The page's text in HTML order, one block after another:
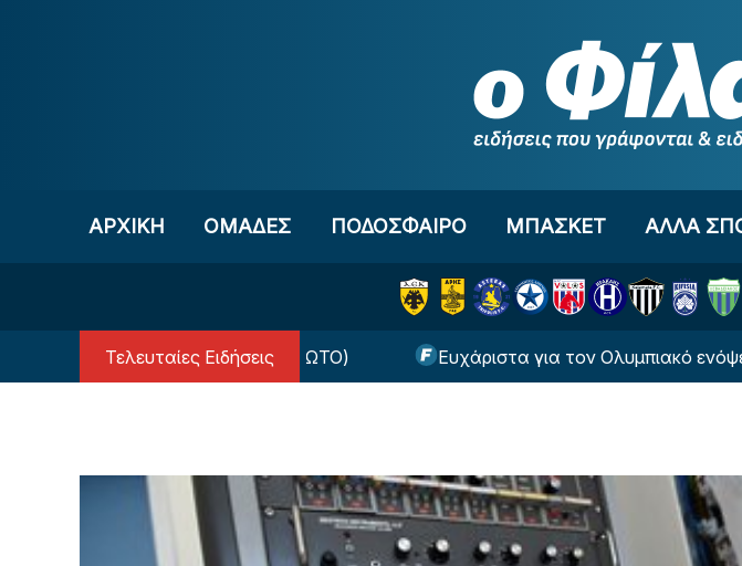
ΑΡΧΙΚΗ OΜΑΔΕΣ ΠΟΔΟΣΦΑΙΡΟ ΜΠΑΣΚΕΤ ΑΛΛΑ
Τελευταίες Ειδήσεις
τη Λίβερπουλ (ΦΩΤΟ) Ευχάριστα για τον Ολυμπιακό ενόψει Ναϊμέγκεν